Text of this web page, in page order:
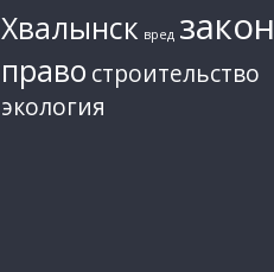
Хвалынск вред закон
право строительство
экология